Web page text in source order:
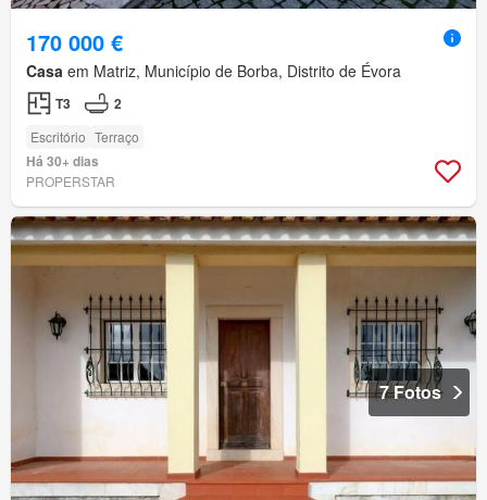
170 000 €
Casa em Matriz, Município de Borba, Distrito de Évora
T3 2
Escritório Terraço
Há 30+ dias
PROPERSTAR
7 Fotos